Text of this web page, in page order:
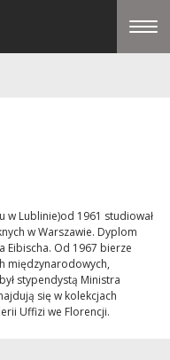
w Lublinie)od 1961 studiował
w Warszawie. Dyplom
Eibischa. Od 1967 bierze
międzynarodowych,
stypendystą Ministra
się w kolekcjach
Uffizi we Florencji.